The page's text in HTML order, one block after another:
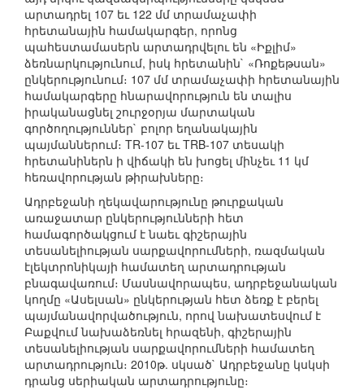
արտադրել 107 եւ 122 մմ տրամաչափի
հրետանային համակարգեր, որոնց
պահեստամասերն արտադրվելու են «Իքլիմ»
ձեռնարկությունում, իսկ հրետանին` «Ռոքեթսան»
ընկերությունում։ 107 մմ տրամաչափի հրետանային
համակարգերը հնարավորություն են տալիս
իրականացնել շուրջօրյա մարտական
գործողություններ` բոլոր եղանակային
պայմաններում։ TR-107 եւ TRB-107 տեսակի
հրետանիներն ի վիճակի են խոցել մինչեւ 11 կմ
հեռավորության թիրախները։
Ադրբեջանի ղեկավարությունը թուրքական
առաջատար ընկերությունների հետ
համագործակցում է նաեւ գիշերային
տեսանելիության սարքավորումների, ռազմական
էլեկտրոնիկայի համատեղ արտադրության
բնագավառում։ Մասնավորապես, ադրբեջանական
կողմը «Ասելսան» ընկերության հետ ձեռք է բերել
պայմանավորվածություն, որով նախատեսվում է
Բաքվում նախաձեռնել հրազենի, գիշերային
տեսանելիության սարքավորումների համատեղ
արտադրություն։ 2010թ. սկսած` Ադրբեջանը կսկսի
դրանց սերիական արտադրությունը։